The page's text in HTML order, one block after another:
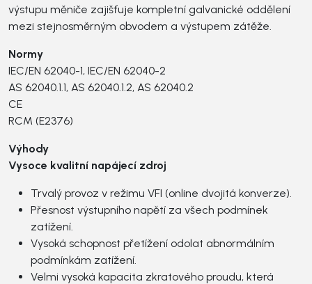
výstupu měniče zajišťuje kompletní galvanické oddělení
mezi stejnosměrným obvodem a výstupem zátěže.
Normy
IEC/EN 62040-1, IEC/EN 62040-2
AS 62040.1.1, AS 62040.1.2, AS 62040.2
CE
RCM (E2376)
Výhody
Vysoce kvalitní napájecí zdroj
Trvalý provoz v režimu VFI (online dvojitá konverze).
Přesnost výstupního napětí za všech podmínek
zatížení.
Vysoká schopnost přetížení odolat abnormálním
podmínkám zatížení.
Velmi vysoká kapacita zkratového proudu, která